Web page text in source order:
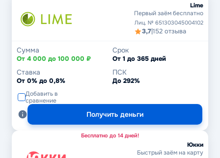
Lime
Первый заём бесплатно
Лиц. № 651303045004102
3,7|152 отзыва
Сумма
От 4 000 до 100 000 ₽
Срок
От 1 до 365 дней
Ставка
От 0% до 0,8%
ПСК
До 292%
Добавить в
сравнение
Получить деньги
Бесплатно до 14 дней!
Юкки
Быстрый заём на карту